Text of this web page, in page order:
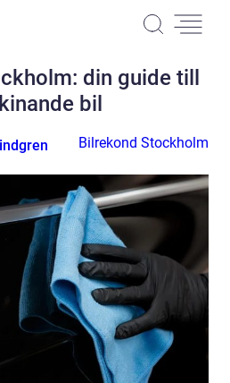
din guide till
bil
Bilrekond Stockholm